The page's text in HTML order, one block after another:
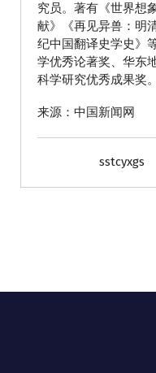
究员。著有《世界想
献》《再见异兽：明
纪中国翻译史学史》
学优秀论著奖、华东
科学研究优秀成果奖。
来源：中国新闻网
sstcyxgs